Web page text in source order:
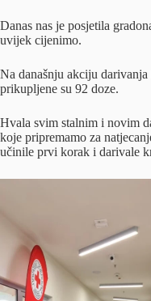
Danas nas je posjetila
uvijek cijenimo.
Na današnju akciju
prikupljene su 92 doze.
Hvala svim stalnim i novim
koje pripremamo za
učinile prvi korak i darivale